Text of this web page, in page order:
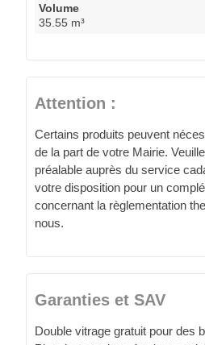
Volume
35.55 m³
Attention :
Certains produits peuvent
de la part de votre Mairie.
préalable auprès du service
votre disposition pour un
concernant la règlementation
nous.
Garanties et SAV
Double vitrage gratuit pour des